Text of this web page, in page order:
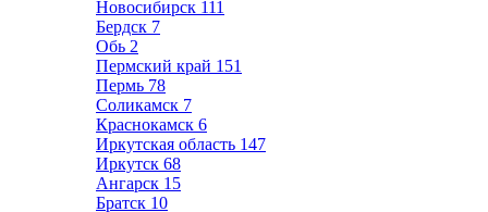
Новосибирск 111
Бердск 7
Обь 2
Пермский край 151
Пермь 78
Соликамск 7
Краснокамск 6
Иркутская область 147
Иркутск 68
Ангарск 15
Братск 10